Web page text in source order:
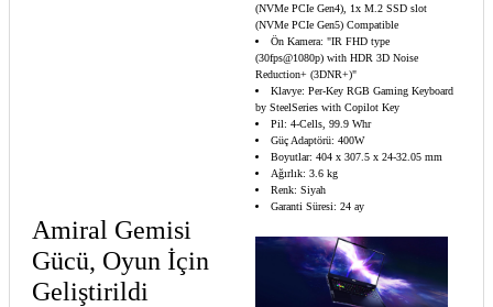
(NVMe PCIe Gen4), 1x M.2 SSD slot
(NVMe PCIe Gen5) Compatible
Ön Kamera: "IR FHD type
(30fps@1080p) with HDR 3D Noise
Reduction+ (3DNR+)"
Klavye: Per-Key RGB Gaming Keyboard
by SteelSeries with Copilot Key
Pil: 4-Cells, 99.9 Whr
Güç Adaptörü: 400W
Boyutlar: 404 x 307.5 x 24-32.05 mm
Ağırlık: 3.6 kg
Renk: Siyah
Garanti Süresi: 24 ay
Amiral Gemisi
Gücü, Oyun İçin
Geliştirildi